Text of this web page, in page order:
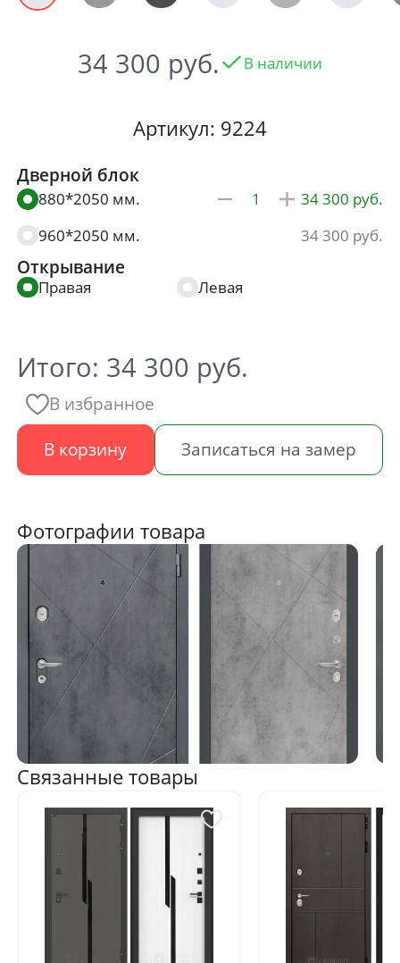
34 300 В наличии
Артикул: 9224
Дверной блок
880*2050 мм.
34 300
960*2050 мм.
34 300
Открывание
Правая Левая
Итого: 34 300 руб.
В избранное
В корзину
Записаться на замер
Фотографии товара
Связанные товары